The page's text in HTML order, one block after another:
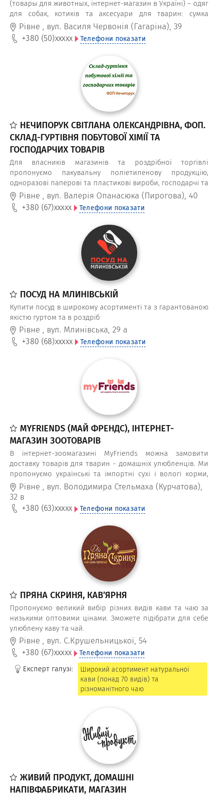
(товары для животных, інтернет-магазин в Україні) – одяг
для собак, котиків та аксесуари для тварин: сумка
переноска для котів, сумка-трансформер, будиночки,
будки для чотирилапих друзів, лежаки та диванчики,
гамаки та тунелі для хатніх любимчиків. Зоотовари для
магазині "Animal Shop”, дозволить зробити прогулянку
комфортною, а перебування вдома — цікавим та
практичним. Індивідуальне пошиття одягу для тварин в
Рівному, під замовлення по Україні.
Рівне , вул. Василя Червонія (Гагаріна), 39
+380 (50)xxxxx Телефони показати
НЕЧИПОРУК СВІТЛАНА ОЛЕКСАНДРІВНА, ФОП.
СКЛАД-ГУРТІВНЯ ПОБУТОВОЇ ХІМІЇ ТА
ГОСПОДАРЧИХ ТОВАРІВ
Для власників магазинів та роздрібної торгівлі
пропонуємо пакувальну поліетиленову продукцію,
одноразові паперові та пластикові вироби, господарчі та
гігієнічні товари з доставкою до магазинів Рівного та
службами доставки по Україні.
Рівне , вул. Валерія Опанасюка (Пирогова), 40
+380 (67)xxxxx Телефони показати
ПОСУД НА МЛИНІВСЬКІЙ
Купити посуд в широкому асортименті та з гарантованою
якістю гуртом та в роздріб
Рівне , вул. Млинівська, 29 а
+380 (68)xxxxx Телефони показати
MYFRIENDS (МАЙ ФРЕНДС), ІНТЕРНЕТ-
МАГАЗИН ЗООТОВАРІВ
В інтернет-зоомагазині MyFriends можна замовити
доставку товарів для тварин - домашніх улюбленців. Ми
пропонуємо українські та імпортні сухі і вологі корми,
засоби гігієни і догляду за собаками, котами, ласощі для
птахів і гризунів.
Рівне , вул. Володимира Стельмаха (Курчатова),
32 в
+380 (63)xxxxx Телефони показати
ПРЯНА СКРИНЯ, КАВ’ЯРНЯ
Пропонуємо великий вибір різних видів кави та чаю за
низькими оптовими цінами. Зможете підібрати для себе
улюблену каву та чай.
Рівне , вул. С.Крушельницької, 54
+380 (67)xxxxx Телефони показати
Експерт галузі:
Широкий асортимент натуральної
кави (понад 70 видів) та
різноманітного чаю
ЖИВИЙ ПРОДУКТ, ДОМАШНІ
НАПІВФАБРИКАТИ, МАГАЗИН